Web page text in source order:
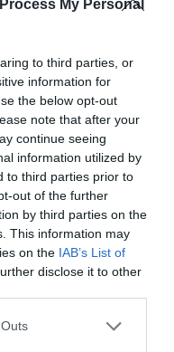
My Personal
to third parties, or
information for
the below opt-out
note that after your
continue seeing
information utilized by
to third parties prior to
out of the further
by third parties on the
This information may
on the IAB’s List of
disclose it to other
aceptar la
del
que
para
del
se tengan
impuestas por el